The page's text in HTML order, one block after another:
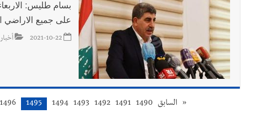
بسام طليس:
على جميع الاراضي
2021-10-22
« السابق 1490
1491
1492
1493
1494
1495
1496